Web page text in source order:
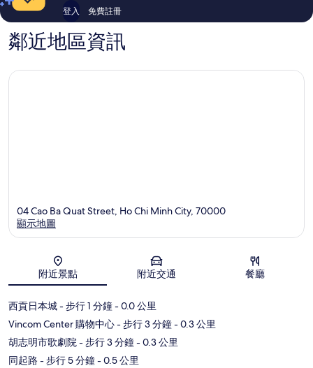
登入 免費註冊
鄰近地區資訊
地圖
04 Cao Ba Quat Street, Ho Chi Minh City, 70000
顯示地圖
附近景點 附近交通 餐廳
西貢日本城- 步行 1 分鐘- 0.0 公里
Vincom Center 購物中心- 步行 3 分鐘- 0.3 公里
胡志明市歌劇院- 步行 3 分鐘- 0.3 公里
同起路 - 步行 5 分鐘- 0.5 公里